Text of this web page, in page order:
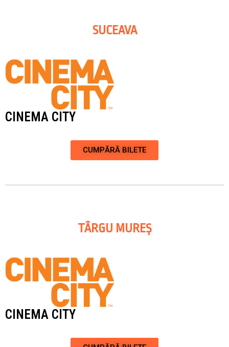
SUCEAVA
CINEMA CITY
CUMPĂRĂ BILETE
TÂRGU MUREȘ
CINEMA CITY